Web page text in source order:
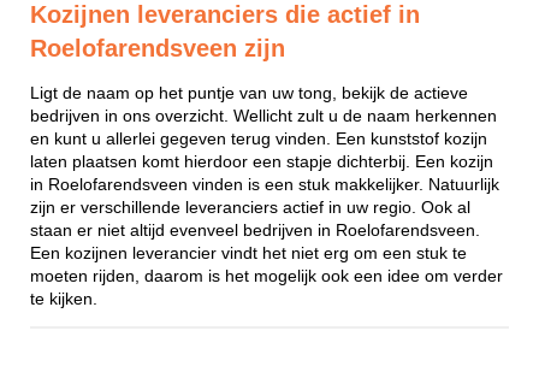
Kozijnen leveranciers die actief in
Roelofarendsveen zijn
Ligt de naam op het puntje van uw tong, bekijk de actieve
bedrijven in ons overzicht. Wellicht zult u de naam herkennen
en kunt u allerlei gegeven terug vinden. Een kunststof kozijn
laten plaatsen komt hierdoor een stapje dichterbij. Een kozijn
in Roelofarendsveen vinden is een stuk makkelijker. Natuurlijk
zijn er verschillende leveranciers actief in uw regio. Ook al
staan er niet altijd evenveel bedrijven in Roelofarendsveen.
Een kozijnen leverancier vindt het niet erg om een stuk te
moeten rijden, daarom is het mogelijk ook een idee om verder
te kijken.